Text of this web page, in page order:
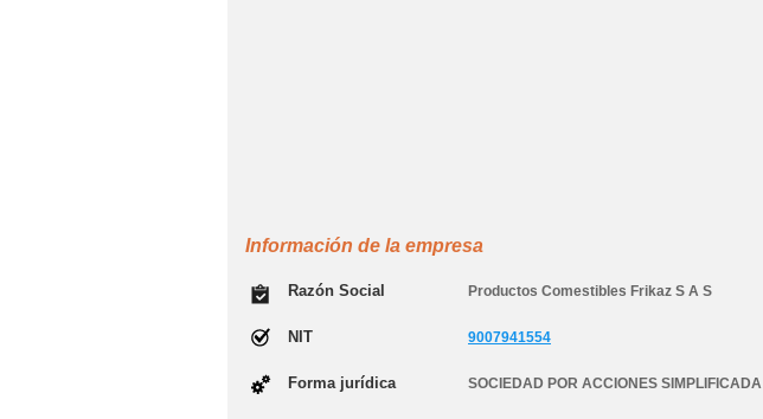
Información de la empresa
Razón Social Productos Comestibles Frikaz S A S
NIT 9007941554
Forma jurídica SOCIEDAD POR ACCIONES SIMPLIFICADA